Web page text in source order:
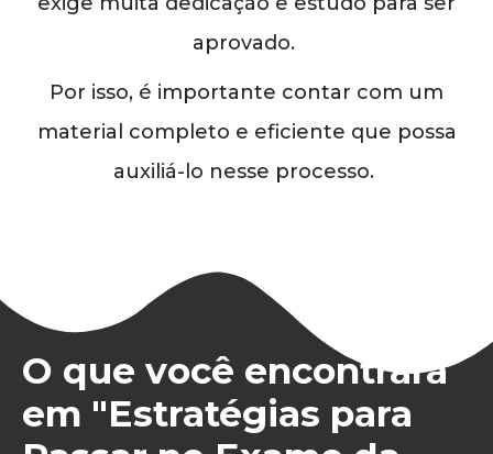
aprovado.
Por isso, é importante contar com um
material completo e eficiente que possa
auxiliá-lo nesse processo.
O que você encontrará
em "Estratégias para